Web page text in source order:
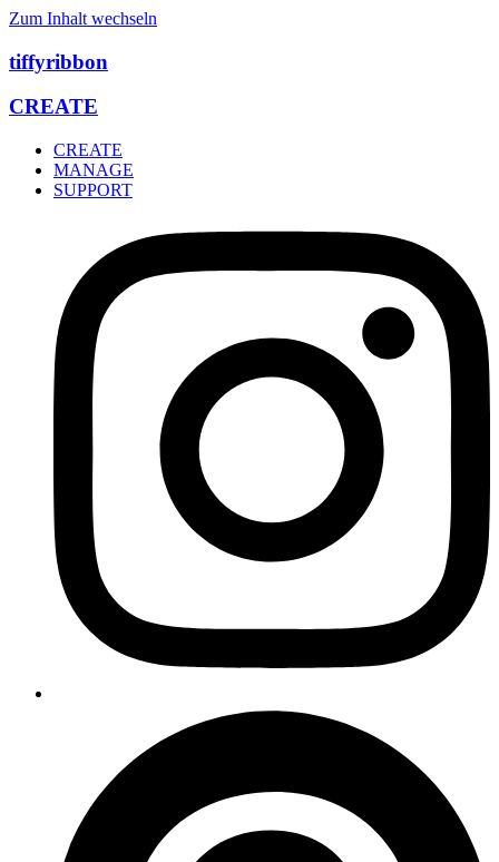
Zum Inhalt wechseln
tiffyribbon
CREATE
CREATE
MANAGE
SUPPORT